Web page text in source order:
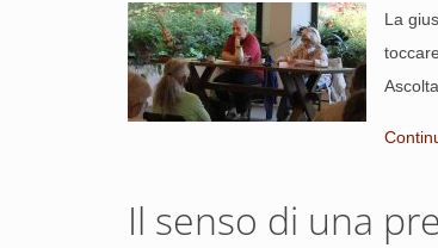
La
Il senso di una